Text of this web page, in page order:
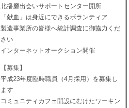
北播磨出会いサポートセンター開所
「献血」は身近にできるボランティア
製造事業所の皆様へ統計調査に御協力くだ
さい
インターネットオークション開催
【募集】
平成23年度臨時職員（4月採用）を募集し
ます
コミュニティカフェ開設にむけたワーキン